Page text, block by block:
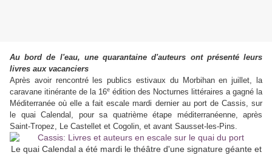
Au bord de l'eau, une quarantaine d'auteurs ont présenté leurs
livres aux vacanciers
Après avoir rencontré les publics estivaux du Morbihan en juillet, la
caravane itinérante de la 16e édition des Nocturnes littéraires a gagné la
Méditerranée où elle a fait escale mardi dernier au port de Cassis, sur
le quai Calendal, pour sa quatrième étape méditerranéenne, après
Saint-Tropez, Le Castellet et Cogolin, et avant Sausset-les-Pins.
Le quai Calendal a été mardi le théâtre d'une signature géante et